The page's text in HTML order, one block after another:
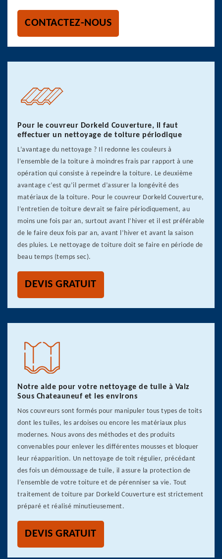
CONTACTEZ-NOUS
Pour le couvreur Dorkeld Couverture, il faut
effectuer un nettoyage de toiture périodique
L’avantage du nettoyage ? Il redonne les couleurs à
l’ensemble de la toiture à moindres frais par rapport à une
opération qui consiste à repeindre la toiture. Le deuxième
avantage c’est qu’il permet d’assurer la longévité des
matériaux de la toiture. Pour le couvreur Dorkeld Couverture,
l’entretien de toiture devrait se faire périodiquement, au
moins une fois par an, surtout avant l’hiver et il est préférable
de le faire deux fois par an, avant l’hiver et avant la saison
des pluies. Le nettoyage de toiture doit se faire en période de
beau temps (temps sec).
DEVIS GRATUIT
Notre aide pour votre nettoyage de tuile à Valz
Sous Chateauneuf et les environs
Nos couvreurs sont formés pour manipuler tous types de toits
dont les tuiles, les ardoises ou encore les matériaux plus
modernes. Nous avons des méthodes et des produits
convenables pour enlever les différentes mousses et bloquer
leur réapparition. Un nettoyage de toit régulier, précédant
des fois un démoussage de tuile, il assure la protection de
l’ensemble de votre toiture et de pérenniser sa vie. Tout
traitement de toiture par Dorkeld Couverture est strictement
préparé et réalisé minutieusement.
DEVIS GRATUIT